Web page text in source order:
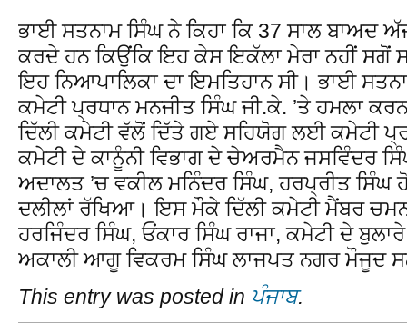
ਭਾਈ ਸਤਨਾਮ ਸਿੰਘ ਨੇ ਕਿਹਾ ਕਿ 37 ਸਾਲ ਬਾਅਦ
ਕਰਦੇ ਹਨ ਕਿਉਂਕਿ ਇਹ ਕੇਸ ਇਕੱਲਾ ਮੇਰਾ ਨਹੀਂ ਸਗੋਂ
ਇਹ ਨਿਆਪਾਲਿਕਾ ਦਾ ਇਮਤਿਹਾਨ ਸੀ। ਭਾਈ
ਕਮੇਟੀ ਪ੍ਰਧਾਨ ਮਨਜੀਤ ਸਿੰਘ ਜੀ.ਕੇ. ’ਤੇ ਹਮਲਾ
ਦਿੱਲੀ ਕਮੇਟੀ ਵੱਲੋਂ ਦਿੱਤੇ ਗਏ ਸਹਿਯੋਗ ਲਈ ਕਮੇਟੀ
ਕਮੇਟੀ ਦੇ ਕਾਨੂੰਨੀ ਵਿਭਾਗ ਦੇ ਚੇਅਰਮੈਨ ਜਸਵਿੰਦਰ
ਅਦਾਲਤ ’ਚ ਵਕੀਲ ਮਨਿੰਦਰ ਸਿੰਘ, ਹਰਪ੍ਰੀਤ
ਦਲੀਲਾਂ ਰੱਖਿਆ। ਇਸ ਮੌਕੇ ਦਿੱਲੀ ਕਮੇਟੀ ਮੈਂਬਰ ਚਮਨ
ਹਰਜਿੰਦਰ ਸਿੰਘ, ਓਂਕਾਰ ਸਿੰਘ ਰਾਜਾ, ਕਮੇਟੀ ਦੇ
ਅਕਾਲੀ ਆਗੂ ਵਿਕਰਮ ਸਿੰਘ ਲਾਜਪਤ ਨਗਰ ਮੌਜੂਦ
This entry was posted in ਪੰਜਾਬ.